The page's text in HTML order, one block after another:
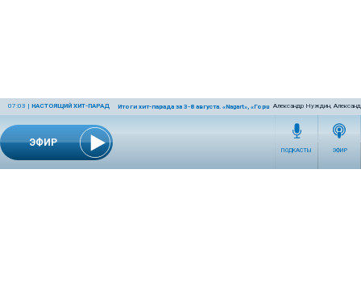
ЭФИР
07:03 | НАСТОЯЩИЙ ХИТ-ПАРАД Итоги хит-парада за 3-8 августа. «Nagart», «Горшенёв» и «Крематорий»
Александр Нуждин,
ПОДКАСТЫ ЭФИР